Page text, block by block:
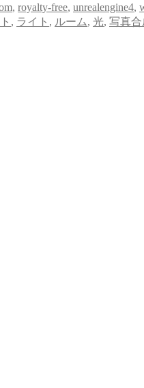
, royalty-free, unrealengine4,
, ライト , ルーム, 光, 写真合